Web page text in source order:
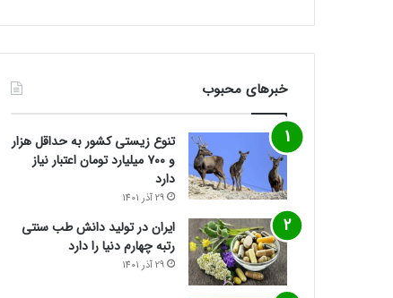
خبرهای محبوب
تنوع زیستی کشور به حداقل هزار
و ۷۰۰ میلیارد تومان اعتبار نیاز
دارد
29 آذر 1401
ایران در تولید دانش طب سنتی
رتبه چهارم دنیا را دارد
29 آذر 1401